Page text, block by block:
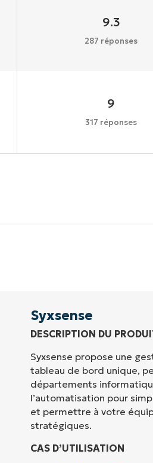
9.3
287 réponses
9
317 réponses
Syxsense
DESCRIPTION DU
Syxsense propose une
tableau de bord unique,
départements
l’automatisation pour
et permettre à votre
stratégiques.
CAS D’UTILISATION
Company